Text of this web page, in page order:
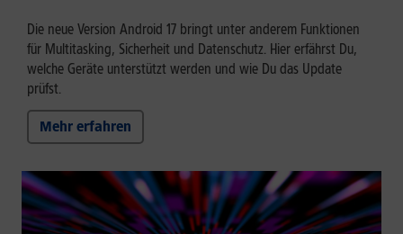
Die neue Version Android 17 bringt unter anderem Funktionen
für Multitasking, Sicherheit und Datenschutz. Hier erfährst Du,
welche Geräte unterstützt werden und wie Du das Update
prüfst.
Mehr erfahren